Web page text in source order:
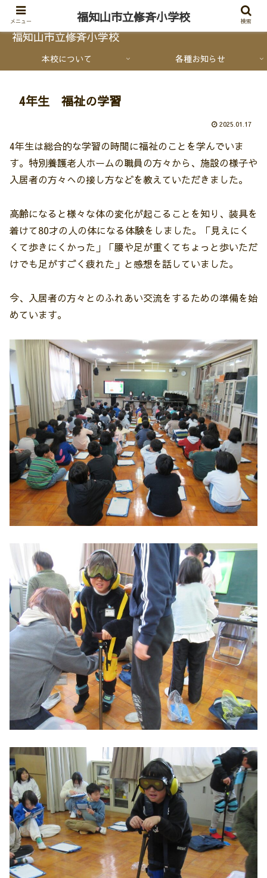
福知山市立修斉小学校
本校について 各種お知らせ
4年生 福祉の学習
2025.01.17
4年生は総合的な学習の時間に福祉のことを学んでいま
す。特別養護老人ホームの職員の方々から、施設の様子や
入居者の方々への接し方などを教えていただきました。
高齢になると様々な体の変化が起こることを知り、装具を
着けて80才の人の体になる体験をしました。「見えにく
くて歩きにくかった」「腰や足が重くてちょっと歩いただ
けでも足がすごく疲れた」と感想を話していました。
今、入居者の方々とのふれあい交流をするための準備を始
めています。
メニュー 福知山市立修斉小学校 検索